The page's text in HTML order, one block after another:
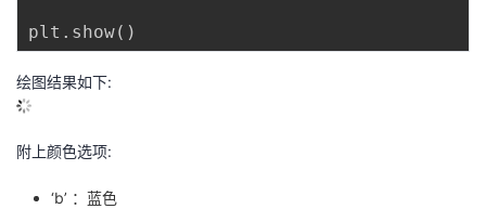
plt . show( )
绘图结果如下:
附上颜色选项:
‘b’ ：蓝色